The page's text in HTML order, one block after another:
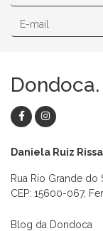
Dondoca.
Daniela Ruiz
Rua Rio Grande do
CEP: 15600-067,
Blog da Dondoca